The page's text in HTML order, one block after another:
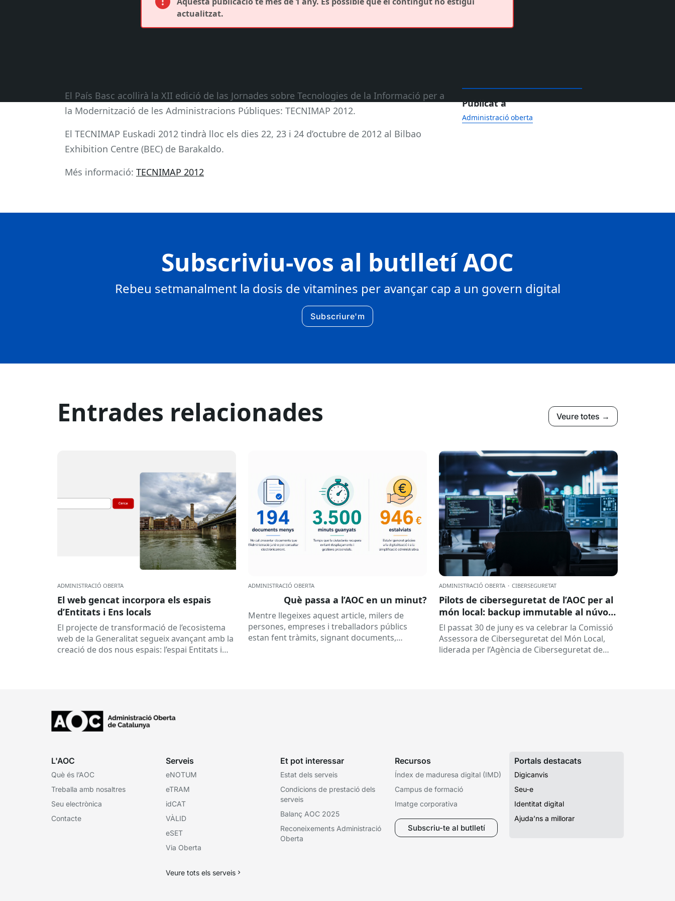
actualitzat.
El País Basc acollirà la XII edició de las Jornades sobre Tecnologies de la Informació per a
la Modernització de les Administracions Públiques: TECNIMAP 2012.
El TECNIMAP Euskadi 2012 tindrà lloc els dies 22, 23 i 24 d’octubre de 2012 al Bilbao
Exhibition Centre (BEC) de Barakaldo.
Més informació: TECNIMAP 2012
Publicat a
Administració oberta
Subscriviu-vos al butlletí AOC
Rebeu setmanalment la dosis de vitamines per avançar cap a un govern digital
Subscriure'm
Entrades relacionades Veure totes →
ADMINISTRACIÓ OBERTA
El web gencat incorpora els espais
d’Entitats i Ens locals
El projecte de transformació de l’ecosistema
web de la Generalitat segueix avançant amb la
creació de dos nous espais: l’espai Entitats i
ADMINISTRACIÓ OBERTA
Què passa a l’AOC en un minut?
Mentre llegeixes aquest article, milers de
persones, empreses i treballadors públics
estan fent tràmits, signant documents,
ADMINISTRACIÓ OBERTA · CIBERSEGURETAT
Pilots de ciberseguretat de l’AOC per al
món local: backup immutable al núvol i
altres
El passat 30 de juny es va celebrar la Comissió
Assessora de Ciberseguretat del Món Local,
liderada per l’Agència de Ciberseguretat de
L'AOC
Què és l’AOC
Treballa amb nosaltres
Seu electrònica
Contacte
Serveis
eNOTUM
eTRAM
idCAT
VÀLID
eSET
Via Oberta
Veure tots els serveis
Et pot interessar
Estat dels serveis
Condicions de prestació dels
serveis
Balanç AOC 2025
Reconeixements Administració
Oberta
Recursos
Índex de maduresa digital (IMD)
Campus de formació
Imatge corporativa
Subscriu-te al butlletí
Portals destacats
Digicanvis
Seu-e
Identitat digital
Ajuda’ns a millorar